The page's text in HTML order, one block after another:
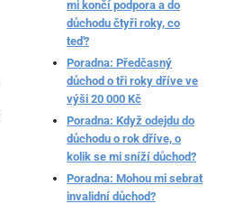
mi končí podpora a do
důchodu čtyři roky, co
teď?
Poradna: Předčasný
důchod o tři roky dříve ve
výši 20 000 Kč
Poradna: Když odejdu do
důchodu o rok dříve, o
kolik se mi sníží důchod?
Poradna: Mohou mi sebrat
invalidní důchod?